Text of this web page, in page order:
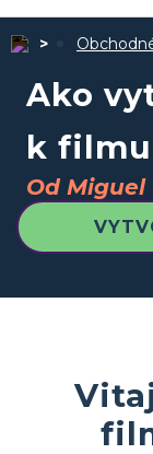
Ako
k filmu
Od Miguel